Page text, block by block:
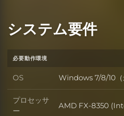
システム要件
必要動作環境
OS OS
Windows 7/8/10（
プロセッサ
ー
プロセッサー
AMD FX-8350